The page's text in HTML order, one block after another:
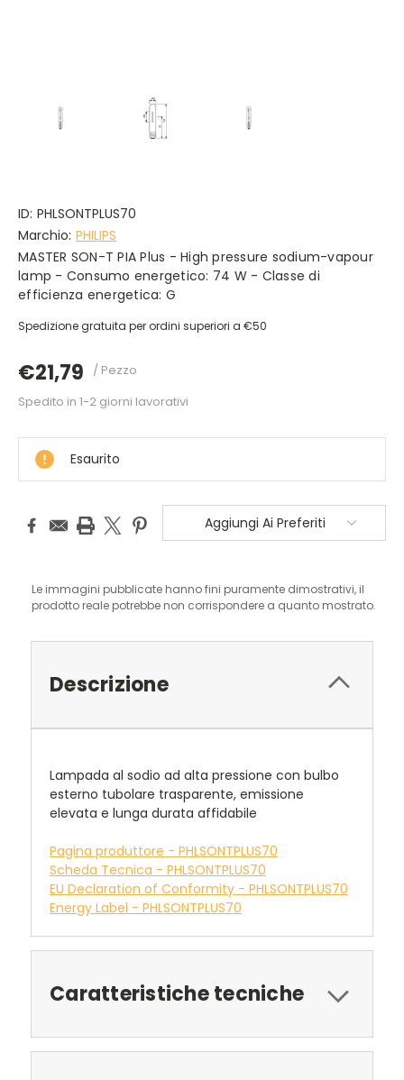
ID: PHLSONTPLUS70
Marchio: PHILIPS
MASTER SON-T PIA Plus - High pressure sodium-vapour
lamp - Consumo energetico: 74 W - Classe di
efficienza energetica: G
Spedizione gratuita per ordini superiori a €50
€21,79 / Pezzo
DISPONIBILE
Spedito in 1-2 giorni lavorativi
Esaurito
Aggiungi Ai Preferiti
Le immagini pubblicate hanno fini puramente dimostrativi, il
prodotto reale potrebbe non corrispondere a quanto mostrato.
Descrizione
Lampada al sodio ad alta pressione con bulbo
esterno tubolare trasparente, emissione
elevata e lunga durata affidabile
Pagina produttore - PHLSONTPLUS70
Scheda Tecnica - PHLSONTPLUS70
EU Declaration of Conformity - PHLSONTPLUS70
Energy Label - PHLSONTPLUS70
Caratteristiche tecniche